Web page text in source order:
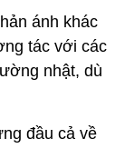
ánh khác
tác với các
nhật, dù
đầu cả về